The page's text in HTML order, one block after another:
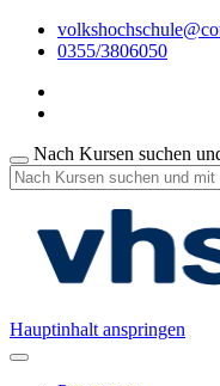
0355/3806050
Nach Kursen suchen
Hauptinhalt anspringen